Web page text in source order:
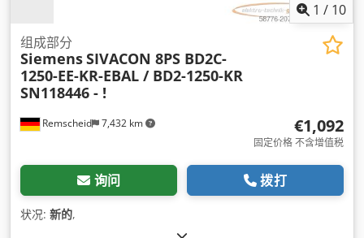
1 / 10
Remscheid 7,432 km
组成部分
SiemensSIVACON 8PS BD2C-
1250-EE-KR-EBAL / BD2-1250-KR
SN118446 - !
€1,092
固定价格 不含增值税
询问 拨打
状况: 新的,